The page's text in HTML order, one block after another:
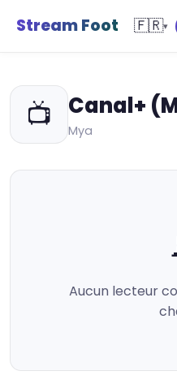
Stream Foot 🇫🇷▾
📺 Canal+
Mya
Aucun lecteur